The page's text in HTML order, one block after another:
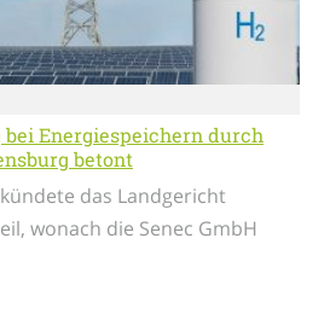
Energiespeichern durch
betont
das Landgericht
wonach die Senec GmbH